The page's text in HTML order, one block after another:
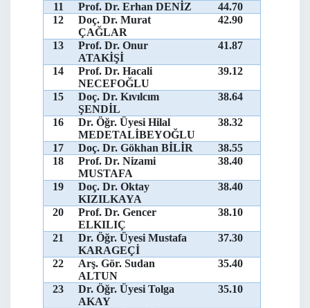
11 Prof. Dr. Erhan DENİZ
44.70
12
Doç. Dr. Murat
ÇAĞLAR
42.90
13
Prof. Dr. Onur
ATAKİŞİ
41.87
14
Prof. Dr. Hacali
NECEFOĞLU
39.12
15
Doç. Dr. Kıvılcım
ŞENDİL
38.64
16
Dr. Öğr. Üyesi Hilal
MEDETALİBEYOĞLU
38.32
17 Doç. Dr. Gökhan BİLİR
38.55
18
Prof. Dr. Nizami
MUSTAFA
38.40
19
Doç. Dr. Oktay
KIZILKAYA
38.40
20
Prof. Dr. Gencer
ELKILIÇ
38.10
21
Dr. Öğr. Üyesi Mustafa
KARAGEÇİ
37.30
22
Arş. Gör. Sudan
ALTUN
35.40
23
Dr. Öğr. Üyesi Tolga
AKAY
35.10